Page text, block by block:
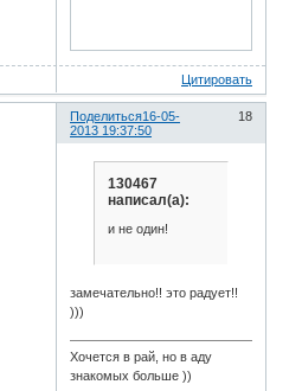
Цитировать
Поделиться 18
16-05-
2013 19:37:50
130467
написал(а):
и не один!
замечательно!! это радует!!
)))
Хочется в рай, но в аду
знакомых больше ))